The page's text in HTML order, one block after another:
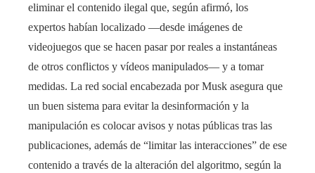
eliminar el contenido ilegal que, según afirmó, los
expertos habían localizado —desde imágenes de
videojuegos que se hacen pasar por reales a instantáneas
de otros conflictos y vídeos manipulados— y a tomar
medidas. La red social encabezada por Musk asegura que
un buen sistema para evitar la desinformación y la
manipulación es colocar avisos y notas públicas tras las
publicaciones, además de “limitar las interacciones” de ese
contenido a través de la alteración del algoritmo, según la